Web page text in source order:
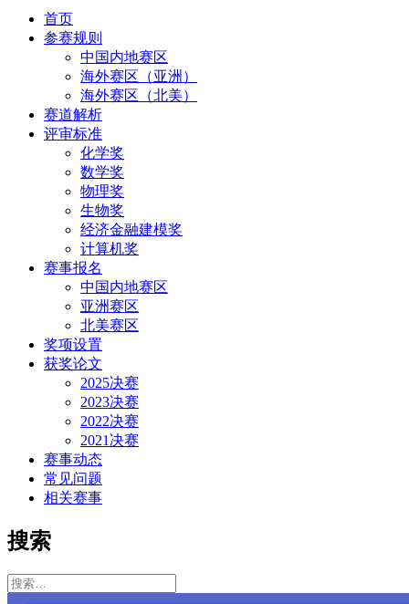
首页
参赛规则
中国内地赛区
海外赛区（亚洲）
海外赛区（北美）
赛道解析
评审标准
化学奖
数学奖
物理奖
生物奖
经济金融建模奖
计算机奖
赛事报名
中国内地赛区
亚洲赛区
北美赛区
奖项设置
获奖论文
2025决赛
2023决赛
2022决赛
2021决赛
赛事动态
常见问题
相关赛事
搜索
搜